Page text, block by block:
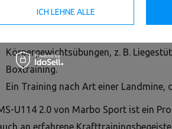
An diesem Gerät können Sie wie folgt
Körpergewichtsübungen, z. B.
Boxtraining.
Ein Training nach Art einer Landmine,
U114 2.0 von Marbo Sport ist ein
an erfahrene
ICH LEHNE ALLE